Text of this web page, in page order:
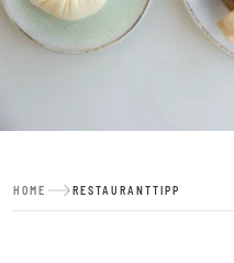
HOME RESTAURANTTIPP